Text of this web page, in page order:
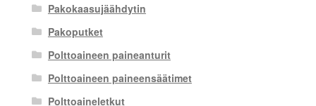
Pakokaasujäähdytin
Pakoputket
Polttoaineen paineanturit
Polttoaineen paineensäätimet
Polttoaineletkut